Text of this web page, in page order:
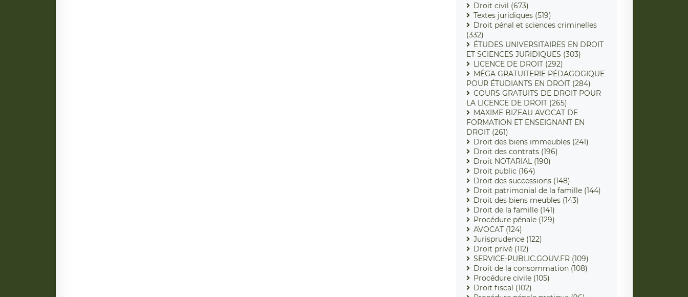
Droit civil (673)
Textes juridiques (519)
Droit pénal et sciences criminelles
(332)
ÉTUDES UNIVERSITAIRES EN DROIT
ET SCIENCES JURIDIQUES (303)
LICENCE DE DROIT (292)
MÉGA GRATUITERIE PÉDAGOGIQUE
POUR ÉTUDIANTS EN DROIT (284)
COURS GRATUITS DE DROIT POUR
LA LICENCE DE DROIT (265)
MAXIME BIZEAU AVOCAT DE
FORMATION ET ENSEIGNANT EN
DROIT (261)
Droit des biens immeubles (241)
Droit des contrats (196)
Droit NOTARIAL (190)
Droit public (164)
Droit des successions (148)
Droit patrimonial de la famille (144)
Droit des biens meubles (143)
Droit de la famille (141)
Procédure pénale (129)
AVOCAT (124)
Jurisprudence (122)
Droit privé (112)
SERVICE-PUBLIC.GOUV.FR (109)
Droit de la consommation (108)
Procédure civile (105)
Droit fiscal (102)